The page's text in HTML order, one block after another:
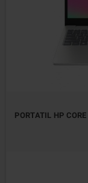
PORTATIL HP